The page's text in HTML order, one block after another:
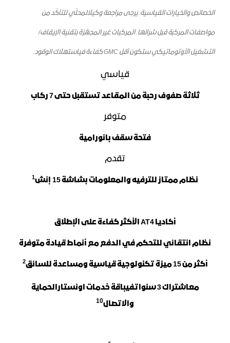
الخصائص والخيارات القياسية. يرجى مراجعة وكيلالمحلّي للتأكّد من
مواصفات المركبة قبل شرائها. المركبات غير المجهَّزة بتقنية الإيقاف/
التشغيل الأوتوماتيكيستكونأقل GMC كفاءةفياستهلاك الوقود.
قياسي
ثلاثة صفوف رحبة من المقاعد تستقبل حتى 7 ركاب
متوفر
فتحة سقف بانورامية
تقدم
نظام ممتاز للترفيه والمعلومات بشاشة 15 إنش 1
أكاديا AT4 الأكثر كفاءة على الإطلاق
نظام انتقائي للتحكم في الدفع مع أنماط قيادة متوفرة
أكثر من 15 ميزة تكنولوجية قياسية ومساعدة للسائق 2
معاشتراك3 سنواتفيباقة خدمات اونستارالحماية
والاتصال10